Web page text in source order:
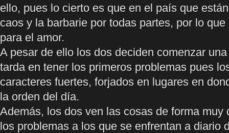
ello, pues lo cierto es que en el país que
caos y la barbarie por todas partes, por lo
para el amor.
A pesar de ello los dos deciden comenzar
tarda en tener los primeros problemas pues
caracteres fuertes, forjados en lugares en
la orden del día.
Además, los dos ven las cosas de forma muy
los problemas a los que se enfrentan a diario